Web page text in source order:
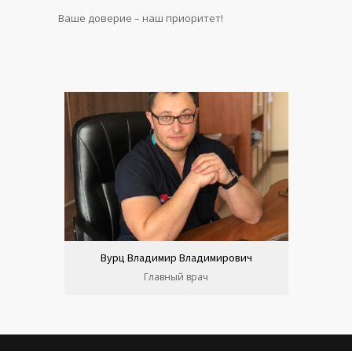
Ваше доверие – наш приоритет!
Вурц Владимир Владимирович
Главный врач